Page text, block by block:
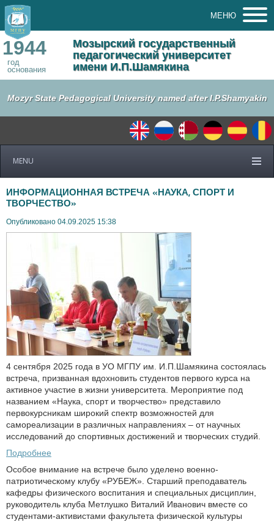
МЕНЮ
1944
год
основания
Мозырский государственный
педагогический университет
имени И.П.Шамякина
Mozyr State Pedagogical University named after I.P.Shamyakin
MENU
ИНФОРМАЦИОННАЯ ВСТРЕЧА «НАУКА, СПОРТ И
ТВОРЧЕСТВО»
Опубликовано 04.09.2025 15:38
4 сентября 2025 года в УО МГПУ им. И.П.Шамякина состоялась
встреча, призванная вдохновить студентов первого курса на
активное участие в жизни университета. Мероприятие под
названием «Наука, спорт и творчество» представило
первокурсникам широкий спектр возможностей для
самореализации в различных направлениях – от научных
исследований до спортивных достижений и творческих студий.
Подробнее
Особое внимание на встрече было уделено военно-
патриотическому клубу «РУБЕЖ». Старший преподаватель
кафедры физического воспитания и специальных дисциплин,
руководитель клуба Метлушко Виталий Иванович вместе со
студентами-активистами факультета физической культуры